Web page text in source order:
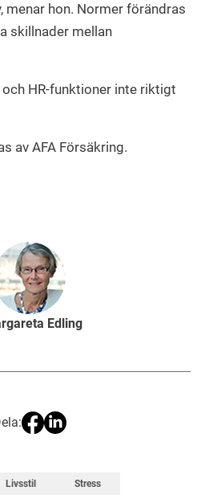
hon. Normer förändras
skillnader mellan
HR-funktioner inte riktigt
av AFA Försäkring.
Edling
Livsstil Stress